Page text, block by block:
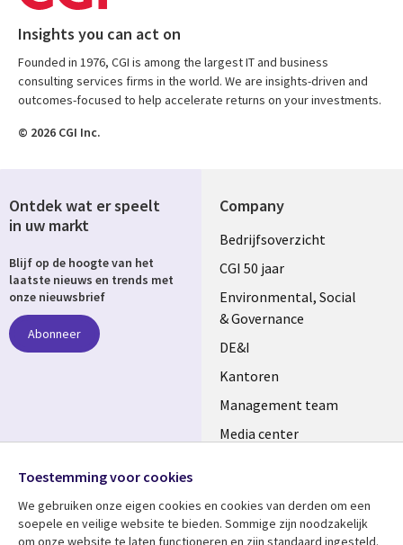
Insights you can act on
Founded in 1976, CGI is among the largest IT and business
consulting services firms in the world. We are insights-driven and
outcomes-focused to help accelerate returns on your investments.
© 2026 CGI Inc.
Company
Useful
links
NETHERLANDS
Bedrijfsoverzicht
CGI 50 jaar
Environmental, Social
& Governance
DE&I
Kantoren
Management team
Media center
Ontdek wat er speelt
in uw markt
Blijf op de hoogte van het
laatste nieuws en trends met
onze nieuwsbrief
Abonneer
Media
NETHERLANDS
Toestemming voor cookies
We gebruiken onze eigen cookies en cookies van derden om een ​​
soepele en veilige website te bieden. Sommige zijn noodzakelijk
om onze website te laten functioneren en zijn standaard ingesteld.